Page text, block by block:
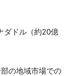
ダドル（約20億
の地域市場での